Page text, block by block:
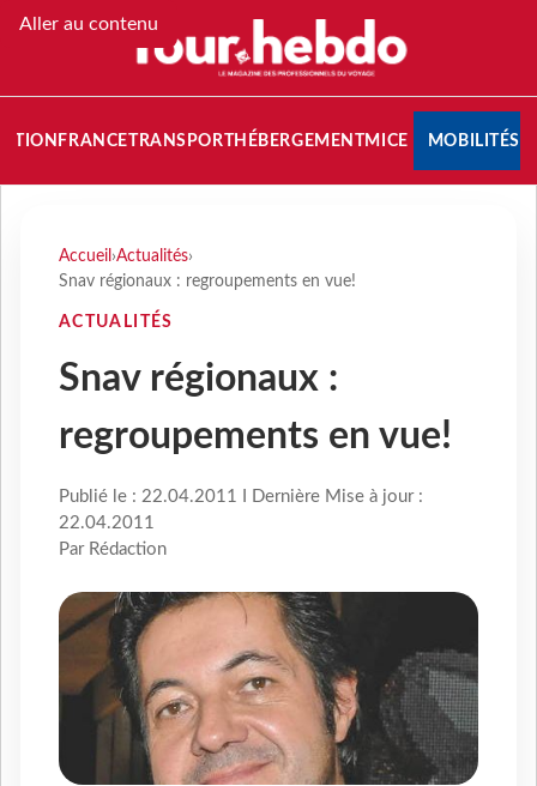
Aller au contenu
FRANCETRANSPORT HÉBERGEMENTMICE MOBILITÉS
Accueil ›Actualités›
Snav régionaux : regroupements en vue!
ACTUALITÉS
Snav régionaux :
regroupements en vue!
Publié le : 22.04.2011 I Dernière Mise à jour :
22.04.2011
Par Rédaction